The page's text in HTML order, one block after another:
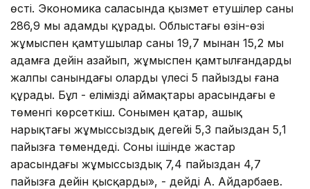
өсті. Экономика саласында қызмет етушілер саны
286,9 мың адамды құрады. Облыстағы өзін-өзі
жұмыспен қамтушылар саны 19,7 мыңнан 15,2 мың
адамға дейін азайып, жұмыспен қамтылғандардың
жалпы санындағы олардың үлесі 5 пайызды ғана
құрады. Бұл - еліміздің аймақтары арасындағы ең
төменгі көрсеткіш. Сонымен қатар, ашық
нарықтағы жұмыссыздық деңгейі 5,3 пайыздан 5,1
пайызға төмендеді. Соның ішінде жастар
арасындағы жұмыссыздық 7,4 пайыздан 4,7
пайызға дейін қысқарды», - дейді А. Айдарбаев.